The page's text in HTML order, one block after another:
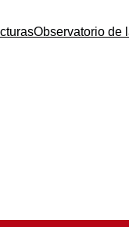
Observatorio de